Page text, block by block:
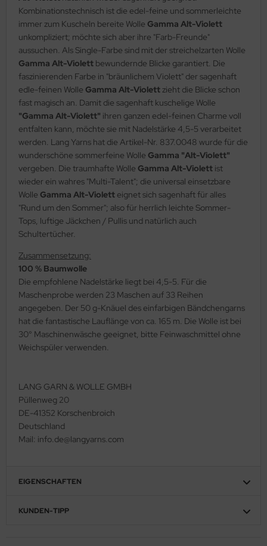
Kombinationstechnisch ist die edel-feine und sommerleichte
immer zum Kuscheln bereite Wolle Gamma Alt-Violett
unkompliziert; möchte sich aber ihre "Farb-Freunde"
aussuchen. Als Single-Farbe sind mit der streichelzarten Wolle
Gamma Alt-Violett bewundernde Blicke garantiert. Die
faszinierenden Farbe in "bräunlichem Violett" der sagenhaft
edle-feinen Wolle Gamma Alt-Violettzieht die Blicke schon
fast magisch an. Damit die sagenhaft kuschelige Wolle
"Gamma Alt-Violett" ihren ganzen edel-feinen Charme voll
entfalten kann, möchte sie mit Nadelstärke 4,5-5 verarbeitet
werden. Lang Yarns hat die Artikel-Nr. 837.0048 wurde für die
wunderschöne sommerfeine Wolle Gamma "Alt-Violett"
vergeben. Die traumhafte Wolle Gamma Alt-Violett ist
wieder ein wahres "Multi-Talent"; die universal einsetzbare
Wolle Gamma Alt-Violett eignet sich sagenhaft für alles
"Rund um den Sommer"; also für herrlich leichte Sommer-
Tops, luftige Jäckchen / Pullis und natürlich auch
Schultertücher.
Zusammensetzung:
100 % Baumwolle
Die empfohlene Nadelstärke liegt bei 4,5-5. Für die
Maschenprobe werden 23 Maschen auf 33 Reihen
angegeben. Der 50 g-Knäuel des einfarbigen Bändchengarns
hat die fantastische Lauflänge von ca. 165 m. Die Wolle ist bei
30° Maschinenwäsche geeignet, bitte Feinwaschmittel ohne
Weichspüler verwenden.
LANG GARN & WOLLE GMBH
Püllenweg 20
DE-41352 Korschenbroich
Deutschland
Mail: info.de@langyarns.com
EIGENSCHAFTEN
KUNDEN-TIPP